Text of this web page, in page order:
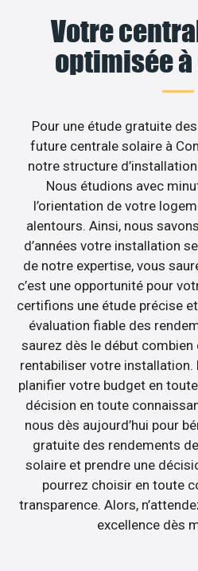
Votre
optimisée à
Pour une étude gratuite
future centrale solaire à
notre structure
Nous étudions avec
l’orientation de votre
alentours. Ainsi, nous
d’années votre installation
de notre expertise, vous
c’est une opportunité pour
certifions une étude précise
évaluation fiable des
saurez dès le début
rentabiliser votre installation.
planifier votre budget en
décision en toute
nous dès aujourd’hui pour
gratuite des rendements
solaire et prendre une
pourrez choisir en toute
transparence. Alors,
excellence dès